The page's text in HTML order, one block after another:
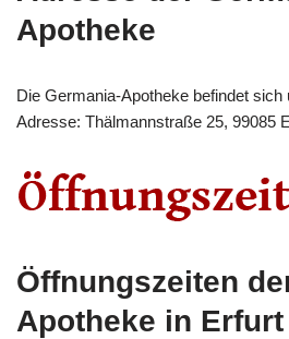
Apotheke
Die Germania-Apotheke befindet sich
Adresse: Thälmannstraße 25, 99085
Öffnungszeiten
Apotheke in Erfurt